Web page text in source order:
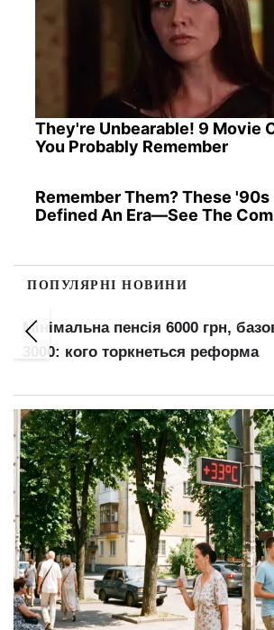
They're Unbearable! 9 Movie
You Probably Remember
Remember Them? These
Defined An Era—See The
ПОПУЛЯРНІ НОВИНИ
Мінімальна пенсія 6000 грн,
3000: кого торкнеться реформа